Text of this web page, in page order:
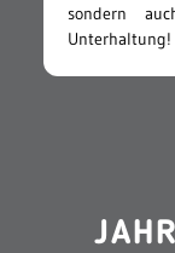
sondern
Unterhaltung!